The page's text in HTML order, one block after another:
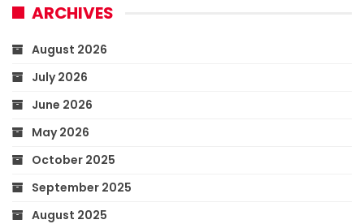
ARCHIVES
August 2026
July 2026
June 2026
May 2026
October 2025
September 2025
August 2025